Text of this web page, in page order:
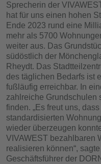
Sprecherin der
hat für uns einen hohen
Ende 2023 rund eine
mehr als 5700
weiter aus. Das
südöstlich der
Rheydt. Das
des täglichen Bedarfs ist
fußläufig erreichbar. In
zahlreiche Grundschulen
finden. „Es freut uns,
standardisierten
wieder überzeugen
VIVAWEST bezahlbaren
realisieren können“,
Geschäftsführer der